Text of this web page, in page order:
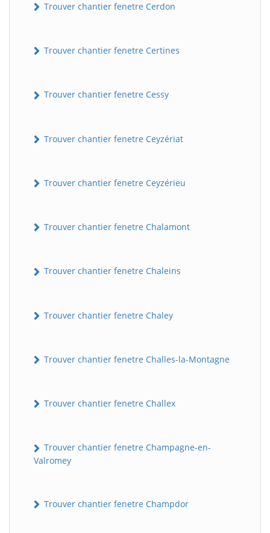
Trouver chantier fenetre Cerdon
Trouver chantier fenetre Certines
Trouver chantier fenetre Cessy
Trouver chantier fenetre Ceyzériat
Trouver chantier fenetre Ceyzérieu
Trouver chantier fenetre Chalamont
Trouver chantier fenetre Chaleins
Trouver chantier fenetre Chaley
Trouver chantier fenetre Challes-la-Montagne
Trouver chantier fenetre Challex
Trouver chantier fenetre Champagne-en-
Valromey
Trouver chantier fenetre Champdor